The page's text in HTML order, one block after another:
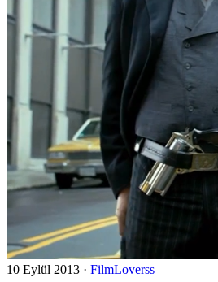
10 Eylül 2013 · FilmLoverss